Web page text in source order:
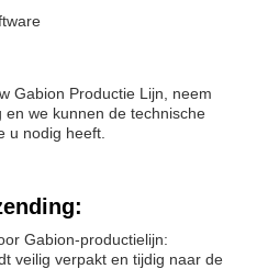
Gabion Productie Lijn, neem
we kunnen de technische
u nodig heeft.
Gabion-productielijn:
veilig verpakt en tijdig naar de